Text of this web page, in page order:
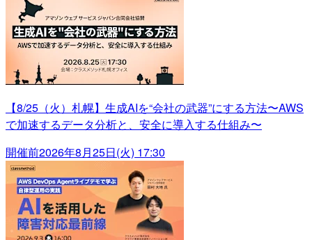
【8/25（火）札幌】生成AIを“会社の武器”にする方法〜AWS
で加速するデータ分析と、安全に導入する仕組み〜
開催前2026年8月25日(火) 17:30